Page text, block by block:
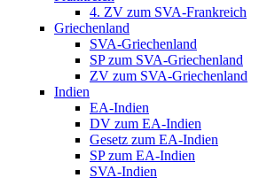
4. ZV zum SVA-Frankreich
Griechenland
SVA-Griechenland
SP zum SVA-Griechenland
ZV zum SVA-Griechenland
Indien
EA-Indien
DV zum EA-Indien
Gesetz zum EA-Indien
SP zum EA-Indien
SVA-Indien